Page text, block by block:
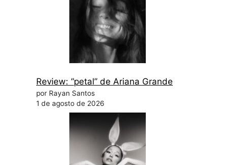
Review: “petal” de Ariana Grande
por Rayan Santos
1 de agosto de 2026